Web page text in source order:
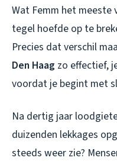
Wat Femm het meeste
tegel hoefde op te
Precies dat verschil
Den Haag zo effectief,
voordat je begint met
Na dertig jaar
duizenden lekkages
steeds weer zie?